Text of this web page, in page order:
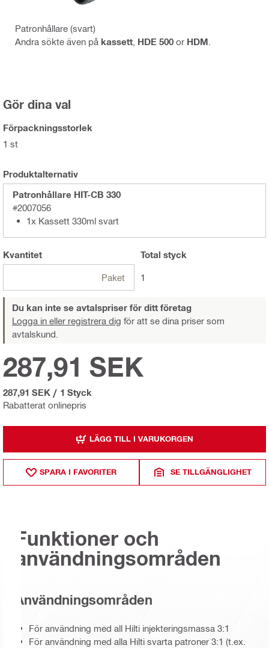
Patronhållare (svart)
Andra sökte även på kassett HDE 500 or HDM
Gör dina val
Förpackningsstorlek
1 st
Produktalternativ
Patronhållare HIT-CB 330
#2007056
1x Kassett 330ml svart
Kvantitet
Paket
Total styck
1
Du kan inte se avtalspriser för ditt företag
Logga in eller registrera dig för att se dina priser som
avtalskund.
Rabatterat onlinepris
287,91 SEK
287,91 SEK / 1 Styck
LÄGG TILL I VARUKORGEN
SPARA I FAVORITER SE TILLGÄNGLIGHET
Funktioner och
användningsområden
Användningsområden
För användning med all Hilti injekteringsmassa 3:1
För användning med alla Hilti svarta patroner 3:1 (t.ex.